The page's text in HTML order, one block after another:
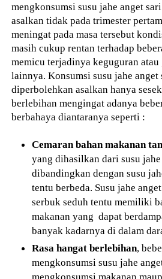
mengkonsumsi susu jahe anget
asalkan tidak pada trimester
meningat pada masa tersebut
masih cukup rentan terhadap
memicu terjadinya keguguran atau
lainnya. Konsumsi susu jahe anget
diperbolehkan asalkan hanya
berlebihan mengingat adanya
berbahaya diantaranya seperti :
Cemaran bahan makanan
yang dihasilkan dari susu
dibandingkan dengan susu
tentu berbeda. Susu jahe
serbuk seduh tentu memiliki
makanan yang dapat
banyak kadarnya di dalam
Rasa hangat berlebihan,
mengkonsumsi susu jahe
mengkonsumsi makanan